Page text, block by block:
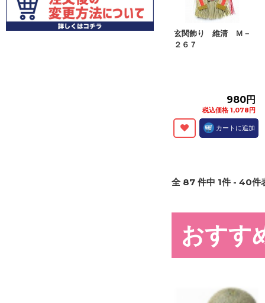
玄関飾り 維清 Ｍ－
２６７
980円
税込価格 1,078円
カートに追加
全 87 件中 1件 - 40件
おすす